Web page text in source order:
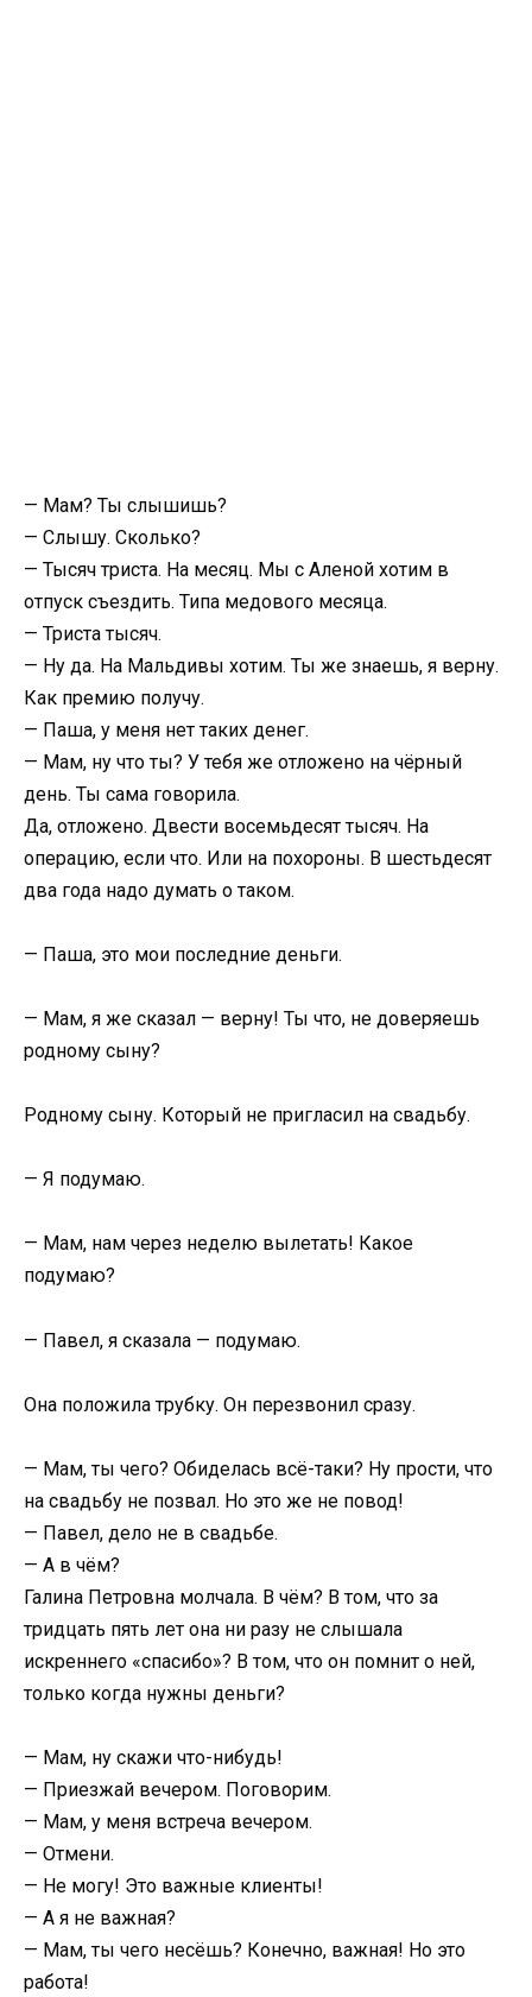
— Мам? Ты слышишь?
— Слышу. Сколько?
— Тысяч триста. На месяц. Мы с Аленой хотим в
отпуск съездить. Типа медового месяца.
— Триста тысяч.
— Ну да. На Мальдивы хотим. Ты же знаешь, я верну.
Как премию получу.
— Паша, у меня нет таких денег.
— Мам, ну что ты? У тебя же отложено на чёрный
день. Ты сама говорила.
Да, отложено. Двести восемьдесят тысяч. На
операцию, если что. Или на похороны. В шестьдесят
два года надо думать о таком.
— Паша, это мои последние деньги.
— Мам, я же сказал — верну! Ты что, не доверяешь
родному сыну?
Родному сыну. Который не пригласил на свадьбу.
— Я подумаю.
— Мам, нам через неделю вылетать! Какое
подумаю?
— Павел, я сказала — подумаю.
Она положила трубку. Он перезвонил сразу.
— Мам, ты чего? Обиделась всё-таки? Ну прости, что
на свадьбу не позвал. Но это же не повод!
— Павел, дело не в свадьбе.
— А в чём?
Галина Петровна молчала. В чём? В том, что за
тридцать пять лет она ни разу не слышала
искреннего «спасибо»? В том, что он помнит о ней,
только когда нужны деньги?
— Мам, ну скажи что-нибудь!
— Приезжай вечером. Поговорим.
— Мам, у меня встреча вечером.
— Отмени.
— Не могу! Это важные клиенты!
— А я не важная?
— Мам, ты чего несёшь? Конечно, важная! Но это
работа!